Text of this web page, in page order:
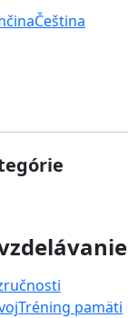
Čeština
Tréning pamäti